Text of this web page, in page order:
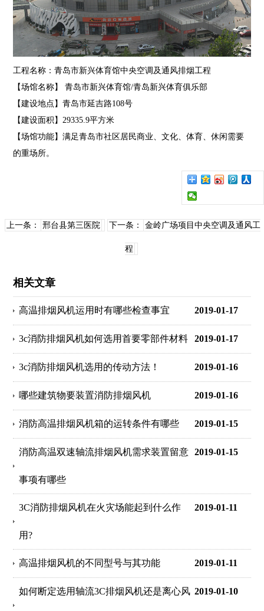
工程名称：青岛市新兴体育馆中央空调及通风排烟工程
【场馆名称】 青岛市新兴体育馆/青岛新兴体育俱乐部
【建设地点】青岛市延吉路108号
【建设面积】29335.9平方米
【场馆功能】满足青岛市社区居民商业、文化、体育、休闲需要
的重场所。
上一条： 邢台县第三医院 下一条： 金岭广场项目中央空调及通风工
程
相关文章
2019-01-17
高温排烟风机运用时有哪些检查事宜
2019-01-17
3c消防排烟风机如何选用首要零部件材料
2019-01-16
3c消防排烟风机选用的传动方法！
2019-01-16
哪些建筑物要装置消防排烟风机
2019-01-15
消防高温排烟风机箱的运转条件有哪些
2019-01-15
消防高温双速轴流排烟风机需求装置留意
事项有哪些
2019-01-11
3C消防排烟风机在火灾场能起到什么作
用?
2019-01-11
高温排烟风机的不同型号与其功能
2019-01-10
如何断定选用轴流3C排烟风机还是离心风